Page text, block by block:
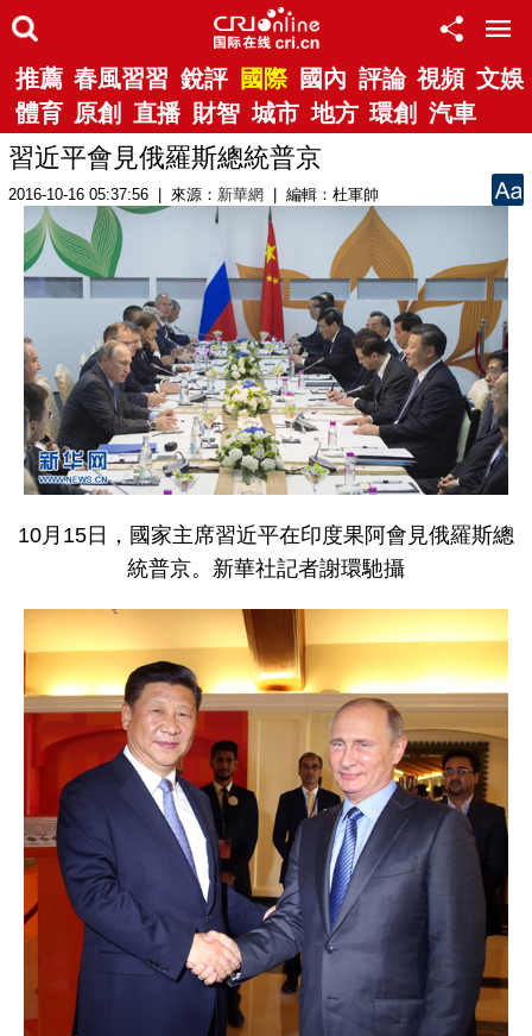
推薦 春風習習 銳評 國際 國內 評論 視頻 文娛
體育 原創 直播 財智 城市 地方 環創 汽車
習近平會見俄羅斯總統普京
2016-10-16 05:37:56 | 來源： 新華網 | 編輯：杜軍帥
10月15日，國家主席習近平在印度果阿會見俄羅斯總
統普京。新華社記者謝環馳攝